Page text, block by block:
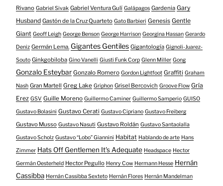
Rivano Gabriel Sivak Gabriel Ventura Gulí Galápagos Gardenia Gary
Husband Gastón de la Cruz Quarteto Gato Barbieri Genesis Gentle
Giant Geoff Leigh George Benson George Harrison Georgina Hassan Gerardo
Deniz Germán Lema. Gigantes Gentiles Gigantología Gignoli-Juarez-
Souto Ginkgobiloba Gino Vanelli Giusti Funk Corp Glenn Miller Gong
Gonzalo Esteybar Gonzalo Romero Gordon Lightfoot Graffiti Graham
Nash Gran Martell Greg Lake Griphon Grisel Bercovich Groove Flow Gría
Erez GSV Guille Moreno Guillermo Caminer Guillermo Samperio GUISO
Gustavo Bolasini Gustavo Cerati Gustavo Cipriano Gustavo Freiberg
Gustavo Musso Gustavo Nasuti Gustavo Roldán Gustavo Santaolalla
Gustavo Scholz Gustavo “Lobo” Giannini Habitat Hablando de arte Hans
Zimmer Hats Off Gentlemen It's Adequate Headspace Hector
Germán Oesterheld Hector Pegullo Henry Cow Hermann Hesse Hernán
Cassibba Hernán Cassibba Sexteto Hernán Flores Hernán Mandelman